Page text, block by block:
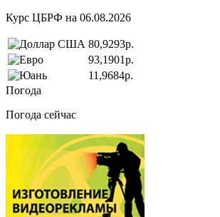
Курс ЦБРФ на 06.08.2026
80,9293р.
93,1901р.
11,9684р.
Погода
Погода сейчас